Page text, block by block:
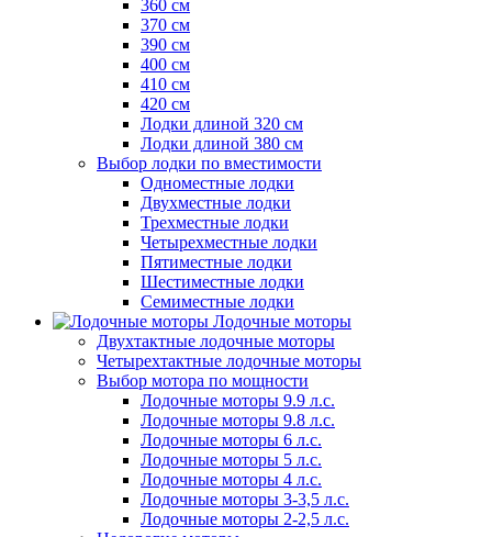
360 см
370 см
390 см
400 см
410 см
420 см
Лодки длиной 320 см
Лодки длиной 380 см
Выбор лодки по вместимости
Одноместные лодки
Двухместные лодки
Трехместные лодки
Четырехместные лодки
Пятиместные лодки
Шестиместные лодки
Семиместные лодки
Лодочные моторы
Двухтактные лодочные моторы
Четырехтактные лодочные моторы
Выбор мотора по мощности
Лодочные моторы 9.9 л.с.
Лодочные моторы 9.8 л.с.
Лодочные моторы 6 л.с.
Лодочные моторы 5 л.с.
Лодочные моторы 4 л.с.
Лодочные моторы 3-3,5 л.с.
Лодочные моторы 2-2,5 л.с.